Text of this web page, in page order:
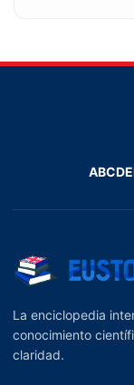
ABCDE
La enciclopedia
conocimiento
claridad.